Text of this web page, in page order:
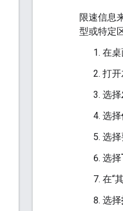
限速信息
型或特定
在
打
选择
选择
选
选择
在“
选择